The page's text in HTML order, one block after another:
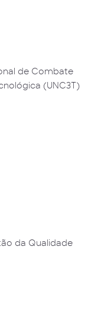
de Combate
(UNC3T)
da Qualidade